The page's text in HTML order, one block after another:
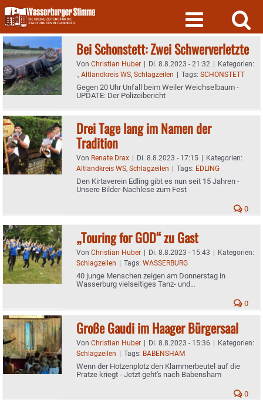
Skip
to
content
Bei Schonstett: Zwei Schwerverletzte
Von Christian Huber | Di. 8.8.2023 - 21:32 | Kategorien:
., Altlandkreis WS, Schlagzeilen | Tags: SCHONSTETT
Gegen 20 Uhr Unfall beim Weiler Weichselbaum -
UPDATE: Der Polizeibericht
Drei Tage lang im Namen der
Tradition
Von Renate Drax | Di. 8.8.2023 - 17:15 | Kategorien:
Altlandkreis WS, Schlagzeilen | Tags: EDLING
Den Kirtaverein Edling gibt es nun seit 15 Jahren -
Unsere Bilder-Nachlese zum Fest
0
„Touring for GOD“ zu Gast
Von Christian Huber | Di. 8.8.2023 - 15:43 | Kategorien:
Schlagzeilen | Tags: WASSERBURG
40 junge Menschen zeigen am Donnerstag in
Wasserburg vielseitiges Tanz- und
0
Große Gaudi im Haager Bürgersaal
Von Christian Huber | Di. 8.8.2023 - 15:36 | Kategorien:
Schlagzeilen | Tags: BABENSHAM
Wenn der Hotzenplotz den Klammerbeutel auf die
Pratze kriegt - Jetzt geht's nach Babensham
0